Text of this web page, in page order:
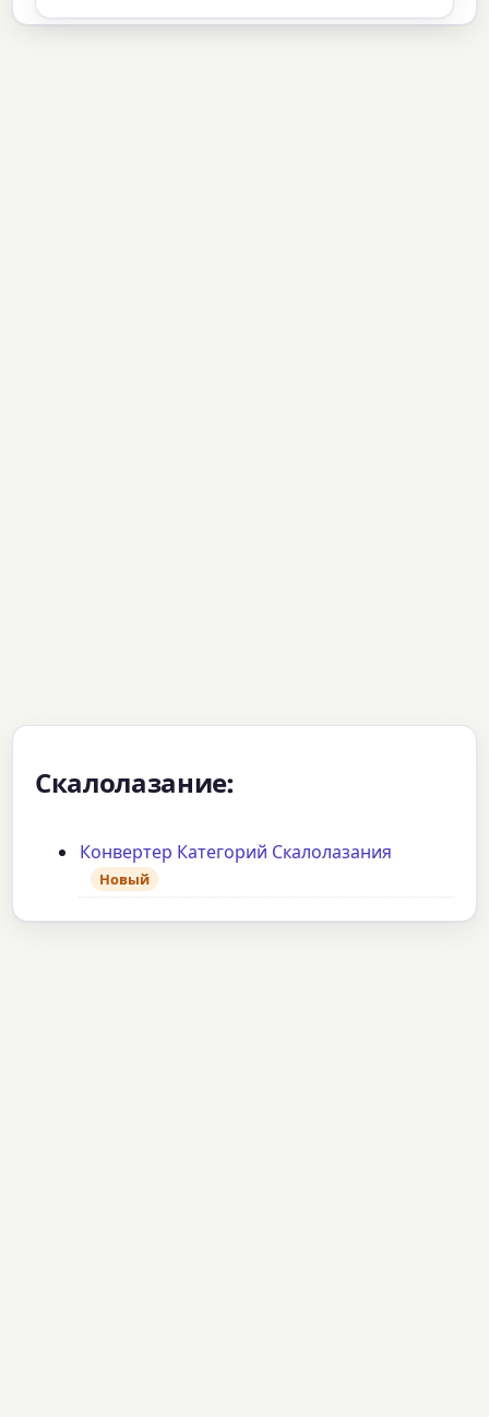
Скалолазание:
Конвертер Категорий Скалолазания
Новый